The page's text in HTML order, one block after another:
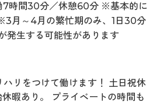
時間30分／休憩60分 ※基本的に
月～4月の繁忙期のみ、1日30分
発生する可能性があります
リをつけて働けます！ 土日祝休
暇あり。 プライベートの時間も